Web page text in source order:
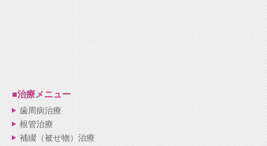
■治療メニュー
歯周病治療
根管治療
補綴（被せ物）治療